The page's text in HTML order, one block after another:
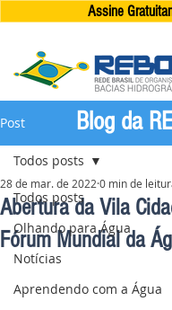
Assine
Post
Todos posts
Olhando para Água
Notícias
Aprendendo com a Água
Todos posts
Abertura da Vila
Fórum Mundial da
28 de mar. de 2022 0 min de
Blog da